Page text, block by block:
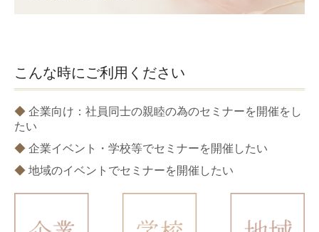
こんな時にご利用ください
◆ 企業向け：社員同士の親睦の為のセミナーを開催をし
たい
◆ 企業イベント・学校等でセミナーを開催したい
◆ 地域のイベントでセミナーを開催したい